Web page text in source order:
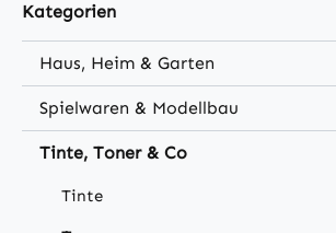
Kategorien
Haus, Heim & Garten
Spielwaren & Modellbau
Tinte, Toner & Co
Tinte